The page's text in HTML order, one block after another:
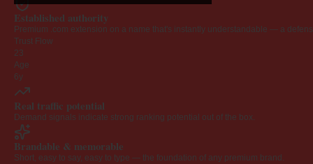
Established authority
Premium .com extension on a name that's instantly understandable — a
Trust Flow
23
Age
6y
Real traffic potential
Demand signals indicate strong ranking potential out of the box.
Brandable & memorable
Short, easy to say, easy to type — the foundation of any premium brand.